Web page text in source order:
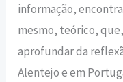
informação,
mesmo, teórico,
aprofundar da
Alentejo e em